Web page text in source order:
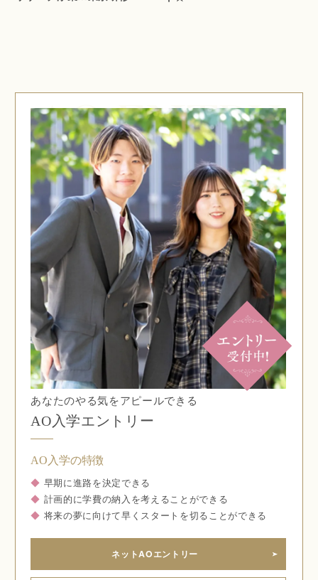
あなたのやる気をアピールできる
AO入学エントリー
AO入学の特徴
◆ 早期に進路を決定できる
◆ 計画的に学費の納入を考えることができる
◆ 将来の夢に向けて早くスタートを切ることができる
ネットAOエントリー